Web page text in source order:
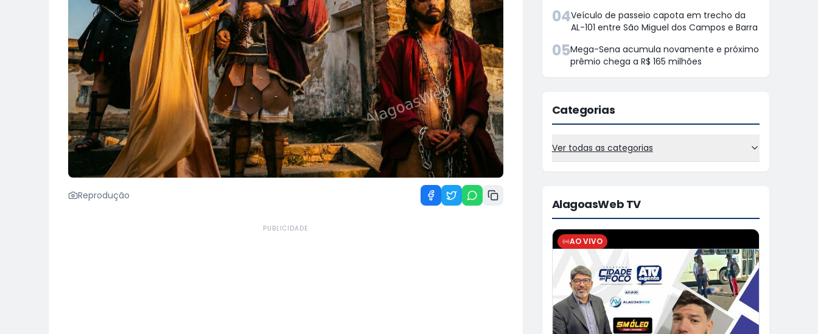
Reprodução
PUBLICIDADE
04Veículo de passeio capota em trecho da
AL-101 entre São Miguel dos Campos e Barra
05Mega-Sena acumula novamente e próximo
prêmio chega a R$ 165 milhões
Categorias
Ver todas as categorias
AlagoasWeb TV
AO VIVO